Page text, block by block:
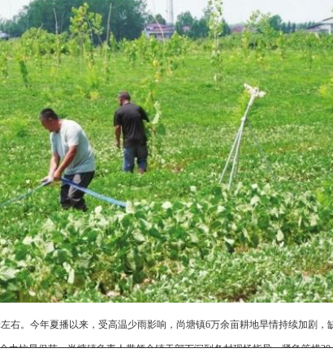
右。今年夏播以来，受高温少雨影响，尚塘镇6万余亩耕地旱情持续加剧，
力抗旱保苗，尚塘镇负责人带领全镇干部下沉到各村现场指导，紧急筹措